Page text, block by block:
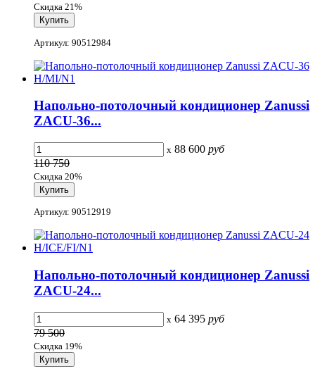
Скидка 21%
Артикул: 90512984
Напольно-потолочный кондиционер Zanussi
ZACU-36...
x 88 600 руб
110 750
Скидка 20%
Артикул: 90512919
Напольно-потолочный кондиционер Zanussi
ZACU-24...
x 64 395 руб
79 500
Скидка 19%